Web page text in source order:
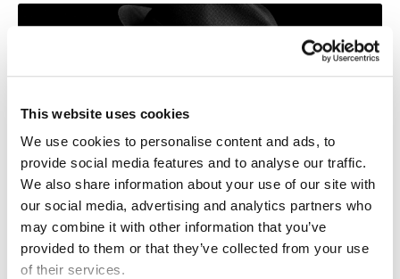
This website uses cookies
We use cookies to personalise content and ads, to
provide social media features and to analyse our traffic.
We also share information about your use of our site with
our social media, advertising and analytics partners who
may combine it with other information that you’ve
provided to them or that they’ve collected from your use
of their services.
2013年8月9日